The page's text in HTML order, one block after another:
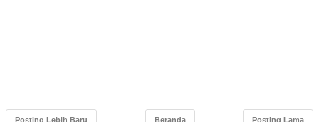
Posting Lebih Baru Posting Lama
Beranda